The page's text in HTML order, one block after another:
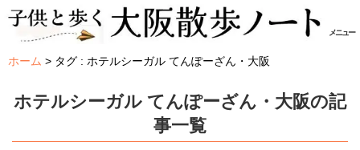
メニュー
ホーム タグ : ホテルシーガル てんぽーざん・大阪
ホテルシーガル てんぽーざん・大阪の記
事一覧